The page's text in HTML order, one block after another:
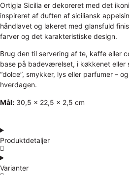
Ortigia Sicilia er dekoreret med det
inspireret af duften af siciliansk
håndlavet og lakeret med glansfuld
farver og det karakteristiske design.
Brug den til servering af te, kaffe eller
base på badeværelset, i køkkenet
“dolce”, smykker, lys eller parfumer –
hverdagen.
Mål: 30,5 x 22,5 x 2,5 cm
Produktdetaljer
Varianter